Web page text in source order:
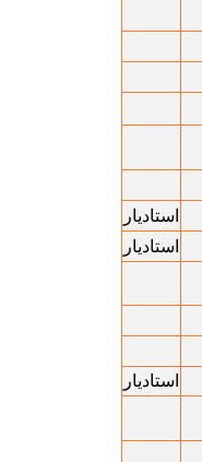
استادیار
استادیار
استادیار